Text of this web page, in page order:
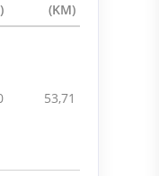
(KM)
53,71